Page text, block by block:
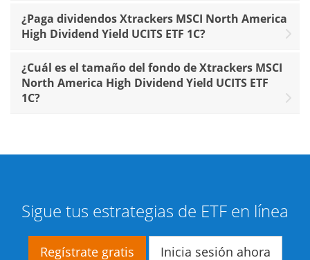
¿Paga dividendos Xtrackers MSCI North America
High Dividend Yield UCITS ETF 1C?
¿Cuál es el tamaño del fondo de Xtrackers MSCI
North America High Dividend Yield UCITS ETF
1C?
Sigue tus estrategias de ETF en línea
Regístrate gratis Inicia sesión ahora